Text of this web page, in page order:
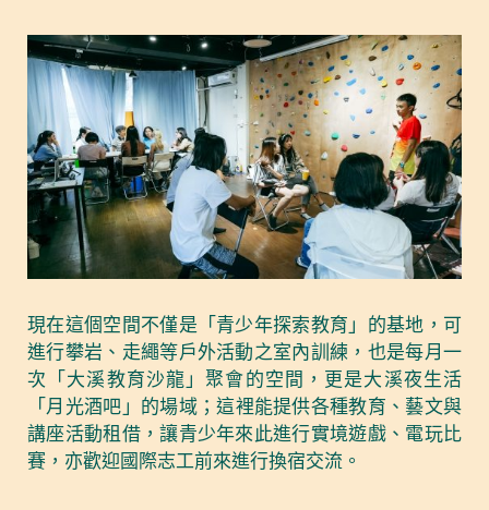
現在這個空間不僅是「青少年探索教育」的基地，可
進行攀岩、走繩等戶外活動之室內訓練，也是每月一
次「大溪教育沙龍」聚會的空間，更是大溪夜生活
「月光酒吧」的場域；這裡能提供各種教育、藝文與
講座活動租借，讓青少年來此進行實境遊戲、電玩比
賽，亦歡迎國際志工前來進行換宿交流。